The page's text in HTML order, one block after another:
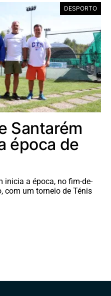
DESPORTO
Santarém
época de
inicia a época, no fim-de-
com um torneio de Ténis